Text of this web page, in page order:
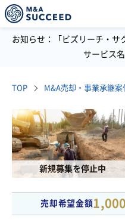
お知らせ：「ビズリーチ・サ
サービス
TOP M&A売却・事業承継案
新規募集を停止中
売却希望金額